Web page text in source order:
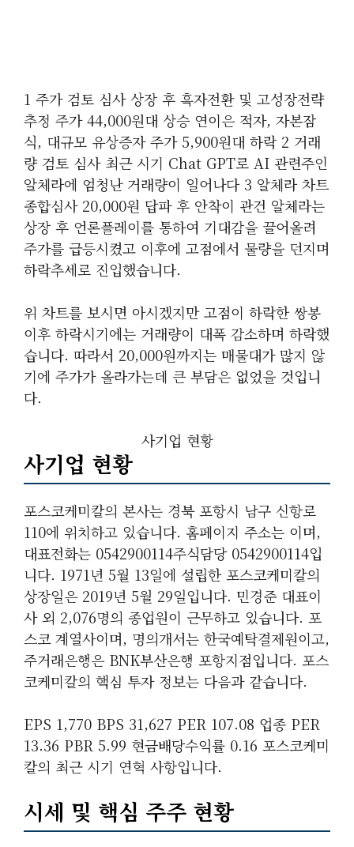
1 주가 검토 심사 상장 후 흑자전환 및 고성장전략
추정 주가 44,000원대 상승 연이은 적자, 자본잠
식, 대규모 유상증자 주가 5,900원대 하락 2 거래
량 검토 심사 최근 시기 Chat GPT로 AI 관련주인
알체라에 엄청난 거래량이 일어나다 3 알체라 차트
종합심사 20,000원 답파 후 안착이 관건 알체라는
상장 후 언론플레이를 통하여 기대감을 끌어올려
주가를 급등시켰고 이후에 고점에서 물량을 던지며
하락추세로 진입했습니다.
위 차트를 보시면 아시겠지만 고점이 하락한 쌍봉
이후 하락시기에는 거래량이 대폭 감소하며 하락했
습니다. 따라서 20,000원까지는 매물대가 많지 않
기에 주가가 올라가는데 큰 부담은 없었을 것입니
다.
사기업 현황
사기업 현황
포스코케미칼의 본사는 경북 포항시 남구 신항로
110에 위치하고 있습니다. 홈페이지 주소는 이며,
대표전화는 0542900114주식담당 0542900114입
니다. 1971년 5월 13일에 설립한 포스코케미칼의
상장일은 2019년 5월 29일입니다. 민경준 대표이
사 외 2,076명의 종업원이 근무하고 있습니다. 포
스코 계열사이며, 명의개서는 한국예탁결제원이고,
주거래은행은 BNK부산은행 포항지점입니다. 포스
코케미칼의 핵심 투자 정보는 다음과 같습니다.
EPS 1,770 BPS 31,627 PER 107.08 업종 PER
13.36 PBR 5.99 현금배당수익률 0.16 포스코케미
칼의 최근 시기 연혁 사항입니다.
시세 및 핵심 주주 현황